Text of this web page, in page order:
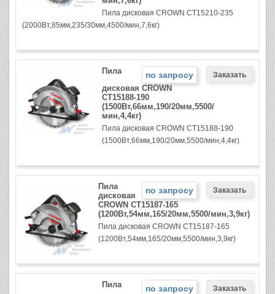
Пила дисковая CROWN СТ15210-235
(2000Вт,85мм,235/30мм,4500/мин,7,6кг)
по запросу
Пила
дисковая CROWN
СТ15188-190
(1500Вт,66мм,190/20мм,5500/
мин,4,4кг)
Пила дисковая CROWN СТ15188-190
(1500Вт,66мм,190/20мм,5500/мин,4,4кг)
по запросу
Пила
дисковая
CROWN СТ15187-165
(1200Вт,54мм,165/20мм,5500/мин,3,9кг)
Пила дисковая CROWN СТ15187-165
(1200Вт,54мм,165/20мм,5500/мин,3,9кг)
по запросу
Пила